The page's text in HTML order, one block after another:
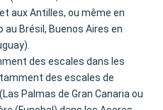
aux Antilles, ou même en
au Brésil, Buenos Aires en
des escales dans les
des escales de
(Las Palmas de Gran Canaria ou